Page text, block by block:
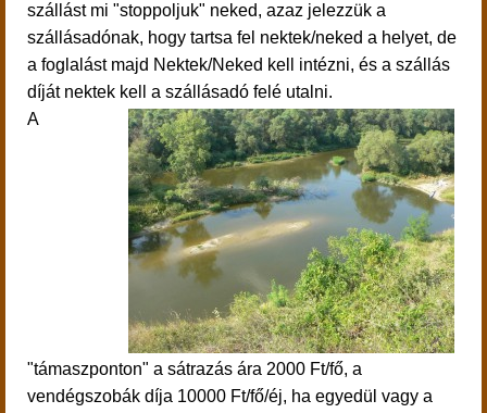
szállást mi "stoppoljuk" neked, azaz jelezzük a
szállásadónak, hogy tartsa fel nektek/neked a helyet, de
a foglalást majd Nektek/Neked kell intézni, és a szállás
díját nektek kell a szállásadó felé utalni.
A
"támaszponton" a sátrazás ára 2000 Ft/fő, a
vendégszobák díja 10000 Ft/fő/éj, ha egyedül vagy a